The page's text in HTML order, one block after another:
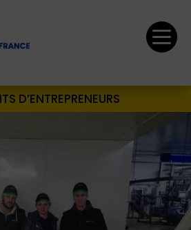

D’ENTREPRENEURS